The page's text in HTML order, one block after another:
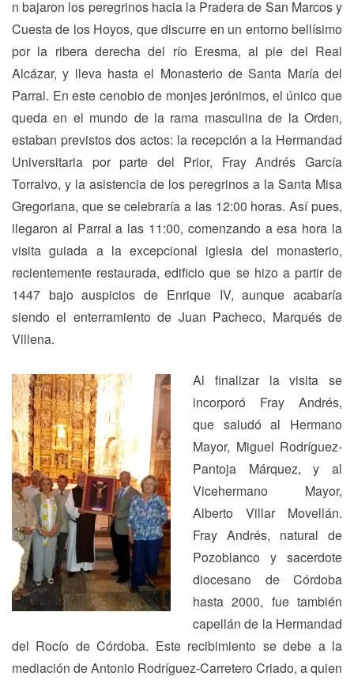
n bajaron los peregrinos hacia la Pradera de San Marcos y
Cuesta de los Hoyos, que discurre en un entorno bellísimo
por la ribera derecha del río Eresma, al pie del Real
Alcázar, y lleva hasta el Monasterio de Santa María del
Parral. En este cenobio de monjes jerónimos, el único que
queda en el mundo de la rama masculina de la Orden,
estaban previstos dos actos: la recepción a la Hermandad
Universitaria por parte del Prior, Fray Andrés García
Torralvo, y la asistencia de los peregrinos a la Santa Misa
Gregoriana, que se celebraría a las 12:00 horas. Así pues,
llegaron al Parral a las 11:00, comenzando a esa hora la
visita guiada a la excepcional iglesia del monasterio,
recientemente restaurada, edificio que se hizo a partir de
1447 bajo auspicios de Enrique IV, aunque acabaría
siendo el enterramiento de Juan Pacheco, Marqués de
Villena.
Al finalizar la visita se
incorporó Fray Andrés,
que saludó al Hermano
Mayor, Miguel Rodríguez-
Pantoja Márquez, y al
Vicehermano Mayor,
Alberto Villar Movellán.
Fray Andrés, natural de
Pozoblanco y sacerdote
diocesano de Córdoba
hasta 2000, fue también
capellán de la Hermandad
del Rocío de Córdoba. Este recibimiento se debe a la
mediación de Antonio Rodríguez-Carretero Criado, a quien